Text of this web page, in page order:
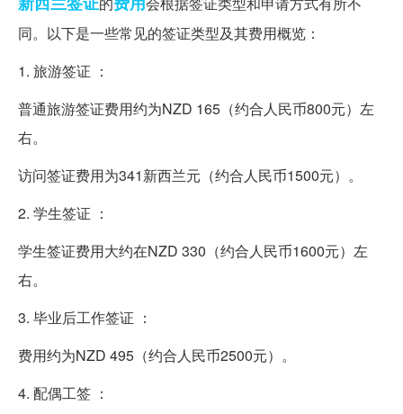
同。以下是一些常见的签证类型及其费用概览：
1. 旅游签证 ：
普通旅游签证费用约为NZD 165（约合人民币800元）左
右。
访问签证费用为341新西兰元（约合人民币1500元）。
2. 学生签证 ：
学生签证费用大约在NZD 330（约合人民币1600元）左
右。
3. 毕业后工作签证 ：
费用约为NZD 495（约合人民币2500元）。
4. 配偶工签 ：